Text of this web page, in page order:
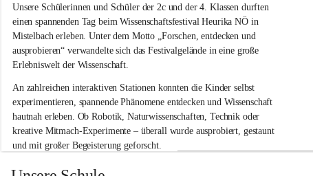
s
s
c
u
l
e
G
l
o
g
g
n
i
Unsere Schülerinnen und Schüler der 2c und der 4. Klassen durften
einen spannenden Tag beim Wissenschaftsfestival Heurika NÖ in
Mistelbach erleben. Unter dem Motto „Forschen, entdecken und
ausprobieren“ verwandelte sich das Festivalgelände in eine große
Erlebniswelt der Wissenschaft.
An zahlreichen interaktiven Stationen konnten die Kinder selbst
experimentieren, spannende Phänomene entdecken und Wissenschaft
hautnah erleben. Ob Robotik, Naturwissenschaften, Technik oder
kreative Mitmach-Experimente – überall wurde ausprobiert, gestaunt
und mit großer Begeisterung geforscht.
Besonders beeindruckend war, dass Wissenschaftlerinnen und